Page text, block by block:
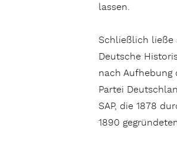
lassen.
Schließlich ließe
Deutsche
nach Aufhebung
Partei
SAP, die 1878
1890